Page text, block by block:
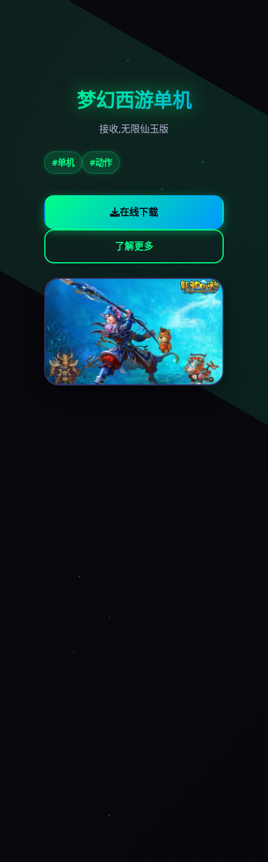
梦幻西游单机
接收,无限仙玉版
#单机 #动作
在线下载
了解更多